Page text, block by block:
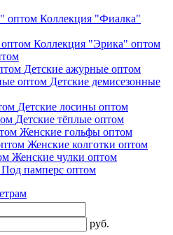
Коллекция "Фиалка"
Коллекция "Эрика" оптом
Детские ажурные оптом
Детские демисезонные
Детские лосины оптом
Детские тёплые оптом
Женские гольфы оптом
Женские колготки оптом
Женские чулки оптом
Под памперс оптом
руб.